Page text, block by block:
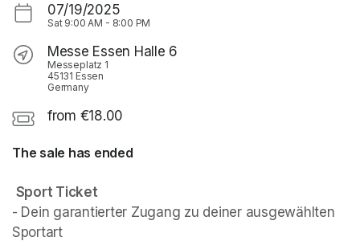
07/19/2025
Sat 9:00 AM - 8:00 PM
Messe Essen Halle 6
Messeplatz 1
45131 Essen
Germany
from €18.00
The sale has ended
Sport Ticket
- Dein garantierter Zugang zu deiner ausgewählten
Sportart